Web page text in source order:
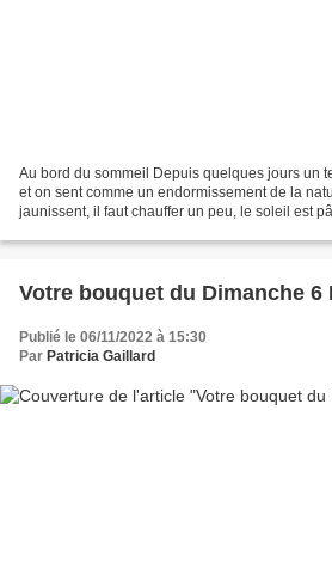
Au bord du sommeil Depuis quelques jours un
et on sent comme un endormissement de la
jaunissent, il faut chauffer un peu, le soleil est
Votre bouquet du Dimanche 6
Publié le 06/11/2022 à 15:30
Par Patricia Gaillard